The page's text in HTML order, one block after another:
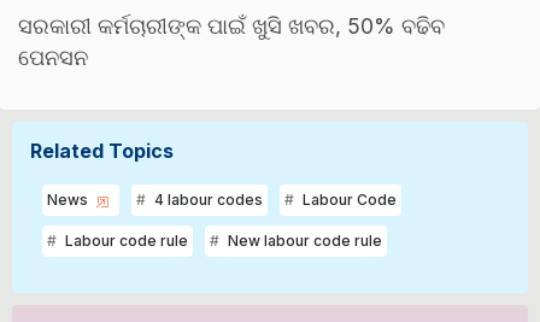
ସରକାରୀ କର୍ମଚାରୀଙ୍କ ପାଇଁ ଖୁସି ଖବର, 50% ବଢିବ
ପେନସନ
Related Topics
News 4 labour codes Labour Code
Labour code rule New labour code rule